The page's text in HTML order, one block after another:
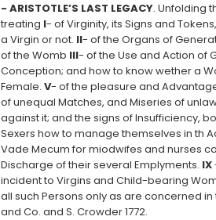
- ARISTOTLE’S LAST LEGACY. Unfolding
treating I- of Virginity, its Signs and
a Virgin or not. II- of the Organs of
of the Womb III- of the Use and Action of
Conception; and how to know wether a
Female.V- of the pleasure and
of unequal Matches, and Miseries of
against it; and the signs of Insufficiency,
Sexers how to manage themselves in th
Vade Mecum for miodwifes and nurses
Discharge of their several Emplyments. IX
incident to Virgins and Child-bearing
all such Persons only as are concerned in
and Co. and S. Crowder 1772.